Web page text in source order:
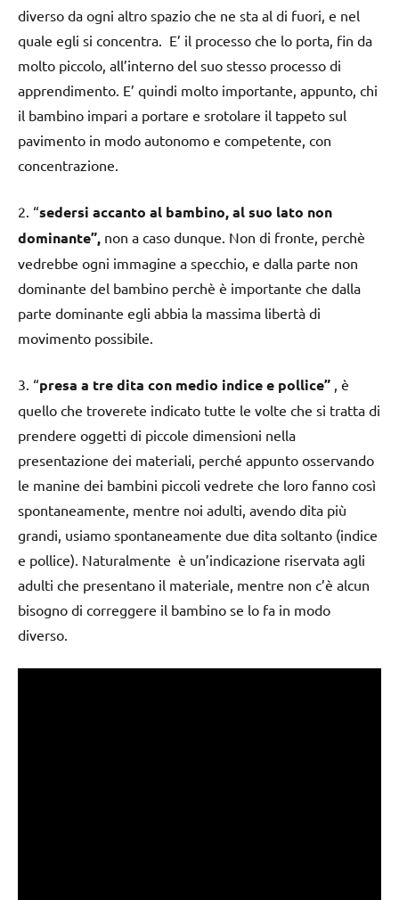
diverso da ogni altro spazio che ne sta al di fuori, e nel
quale egli si concentra. E’ il processo che lo porta, fin da
molto piccolo, all’interno del suo stesso processo di
apprendimento. E’ quindi molto importante, appunto, chi
il bambino impari a portare e srotolare il tappeto sul
pavimento in modo autonomo e competente, con
concentrazione.
2. “sedersi accanto al bambino, al suo lato non
dominante”, non a caso dunque. Non di fronte, perchè
vedrebbe ogni immagine a specchio, e dalla parte non
dominante del bambino perchè è importante che dalla
parte dominante egli abbia la massima libertà di
movimento possibile.
3. “presa a tre dita con medio indice e pollice” , è
quello che troverete indicato tutte le volte che si tratta di
prendere oggetti di piccole dimensioni nella
presentazione dei materiali, perché appunto osservando
le manine dei bambini piccoli vedrete che loro fanno così
spontaneamente, mentre noi adulti, avendo dita più
grandi, usiamo spontaneamente due dita soltanto (indice
e pollice). Naturalmente è un’indicazione riservata agli
adulti che presentano il materiale, mentre non c’è alcun
bisogno di correggere il bambino se lo fa in modo
diverso.